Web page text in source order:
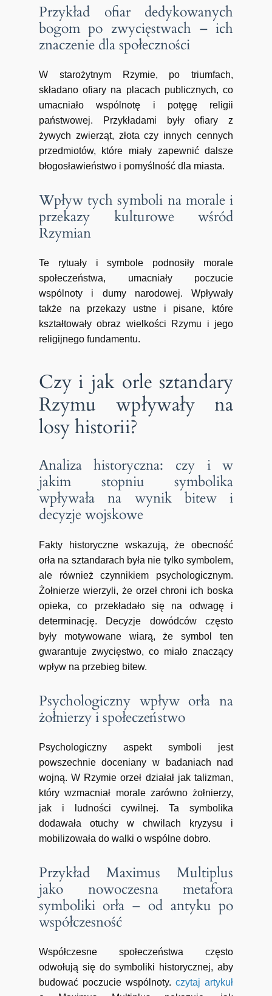
Przykład ofiar dedykowanych
bogom po zwycięstwach – ich
znaczenie dla społeczności
W starożytnym Rzymie, po triumfach,
składano ofiary na placach publicznych, co
umacniało wspólnotę i potęgę religii
państwowej. Przykładami były ofiary z
żywych zwierząt, złota czy innych cennych
przedmiotów, które miały zapewnić dalsze
błogosławieństwo i pomyślność dla miasta.
Wpływ tych symboli na morale i
przekazy kulturowe wśród
Rzymian
Te rytuały i symbole podnosiły morale
społeczeństwa, umacniały poczucie
wspólnoty i dumy narodowej. Wpływały
także na przekazy ustne i pisane, które
kształtowały obraz wielkości Rzymu i jego
religijnego fundamentu.
Czy i jak orle sztandary
Rzymu wpływały na
losy historii?
Analiza historyczna: czy i w
jakim stopniu symbolika
wpływała na wynik bitew i
decyzje wojskowe
Fakty historyczne wskazują, że obecność
orła na sztandarach była nie tylko symbolem,
ale również czynnikiem psychologicznym.
Żołnierze wierzyli, że orzeł chroni ich boska
opieka, co przekładało się na odwagę i
determinację. Decyzje dowódców często
były motywowane wiarą, że symbol ten
gwarantuje zwycięstwo, co miało znaczący
wpływ na przebieg bitew.
Psychologiczny wpływ orła na
żołnierzy i społeczeństwo
Psychologiczny aspekt symboli jest
powszechnie doceniany w badaniach nad
wojną. W Rzymie orzeł działał jak talizman,
który wzmacniał morale zarówno żołnierzy,
jak i ludności cywilnej. Ta symbolika
dodawała otuchy w chwilach kryzysu i
mobilizowała do walki o wspólne dobro.
Przykład Maximus Multiplus
jako nowoczesna metafora
symboliki orła – od antyku po
współczesność
Współczesne społeczeństwa często
odwołują się do symboliki historycznej, aby
budować poczucie wspólnoty.czytaj artykuł